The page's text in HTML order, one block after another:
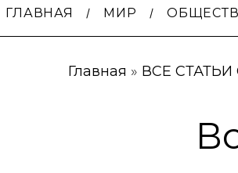
ГЛАВНАЯ МИР
Главная » ВСЕ СТАТЬИ